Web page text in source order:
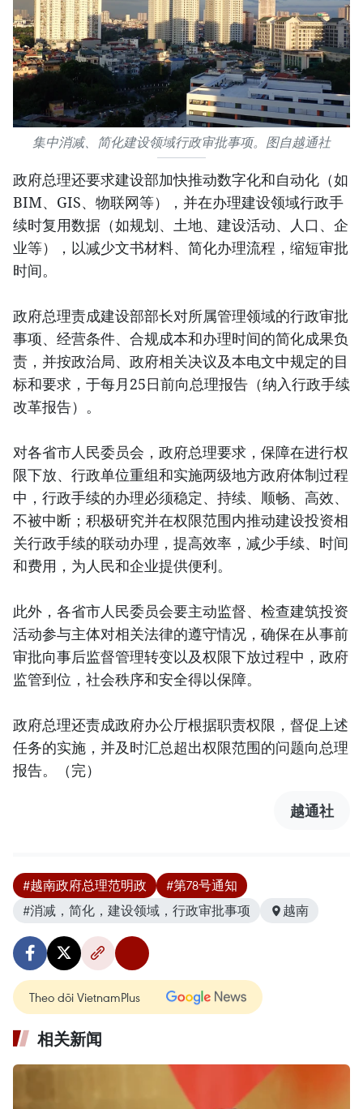
集中消减、简化建设领域行政审批事项。图自越通社
政府总理还要求建设部加快推动数字化和自动化（如
BIM、GIS、物联网等），并在办理建设领域行政手
续时复用数据（如规划、土地、建设活动、人口、企
业等），以减少文书材料、简化办理流程，缩短审批
时间。
政府总理责成建设部部长对所属管理领域的行政审批
事项、经营条件、合规成本和办理时间的简化成果负
责，并按政治局、政府相关决议及本电文中规定的目
标和要求，于每月25日前向总理报告（纳入行政手续
改革报告）。
对各省市人民委员会，政府总理要求，保障在进行权
限下放、行政单位重组和实施两级地方政府体制过程
中，行政手续的办理必须稳定、持续、顺畅、高效、
不被中断；积极研究并在权限范围内推动建设投资相
关行政手续的联动办理，提高效率，减少手续、时间
和费用，为人民和企业提供便利。
此外，各省市人民委员会要主动监督、检查建筑投资
活动参与主体对相关法律的遵守情况，确保在从事前
审批向事后监督管理转变以及权限下放过程中，政府
监管到位，社会秩序和安全得以保障。
政府总理还责成政府办公厅根据职责权限，督促上述
任务的实施，并及时汇总超出权限范围的问题向总理
报告。（完）
越通社
#越南政府总理范明政
#第78号通知
#消减，简化，建设领域，行政审批事项
越南
Theo dõi VietnamPlus
相关新闻